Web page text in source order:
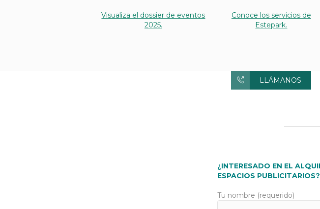
Visualiza el dossier de eventos
2025.
Conoce los servicios de
Estepark.
LLÁMANOS
¿INTERESADO EN EL
ESPACIOS PUBLICITARIOS?
Tu nombre (requerido)